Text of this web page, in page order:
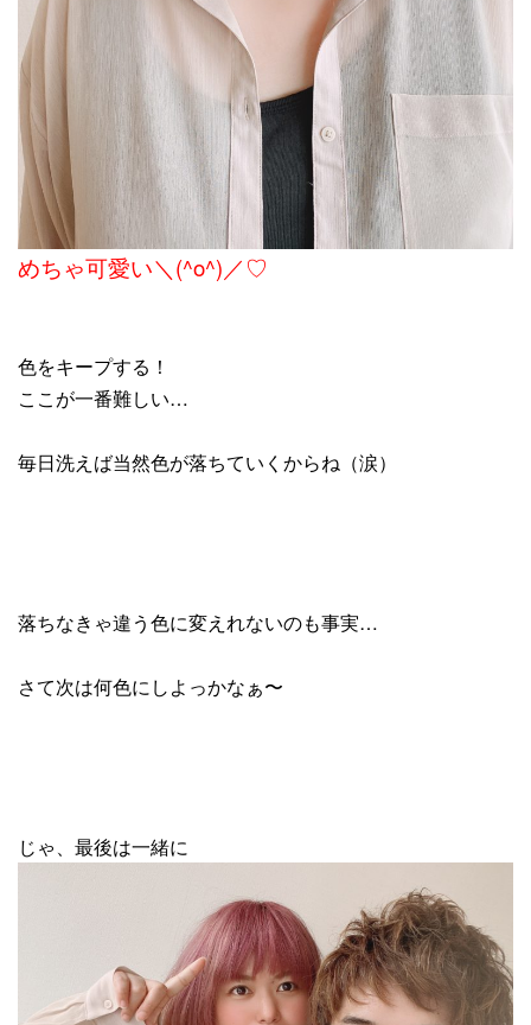
めちゃ可愛い＼(^o^)／♡
色をキープする！
ここが一番難しい…
毎日洗えば当然色が落ちていくからね（涙）
落ちなきゃ違う色に変えれないのも事実…
さて次は何色にしよっかなぁ〜
じゃ、最後は一緒に